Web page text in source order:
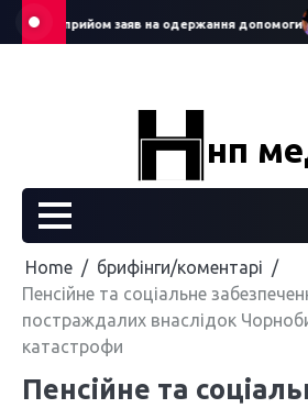
Skip
прийом заяв на одержання допомоги
нп
Home
брифінги/коментарі
Пенсійне та соціальне
постраждалих внаслідок
катастрофи
Пенсійне та